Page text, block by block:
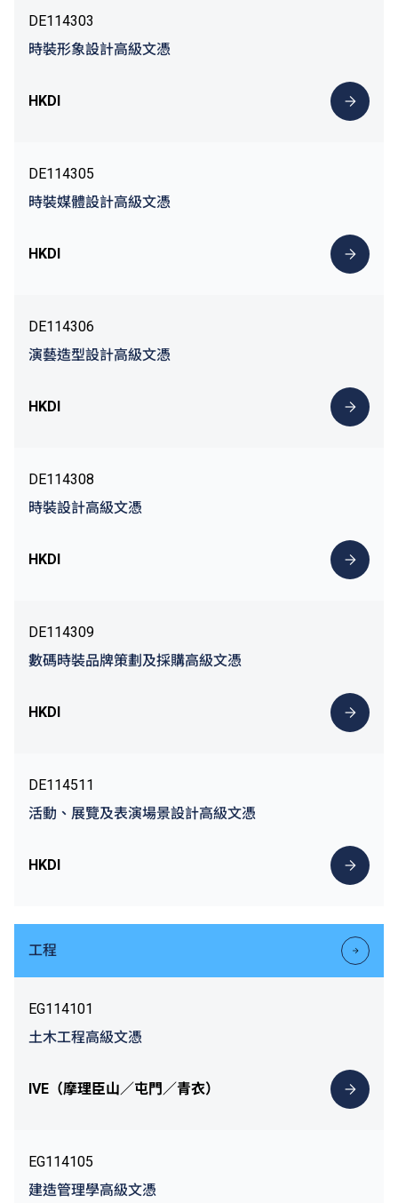
DE114303
時裝形象設計高級文憑
HKDI
DE114305
時裝媒體設計高級文憑
HKDI
DE114306
演藝造型設計高級文憑
HKDI
DE114308
時裝設計高級文憑
HKDI
DE114309
數碼時裝品牌策劃及採購高級文憑
HKDI
DE114511
活動、展覽及表演場景設計高級文憑
HKDI
工程
EG114101
土木工程高級文憑
IVE（摩理臣山／屯門／青衣）
EG114105
建造管理學高級文憑